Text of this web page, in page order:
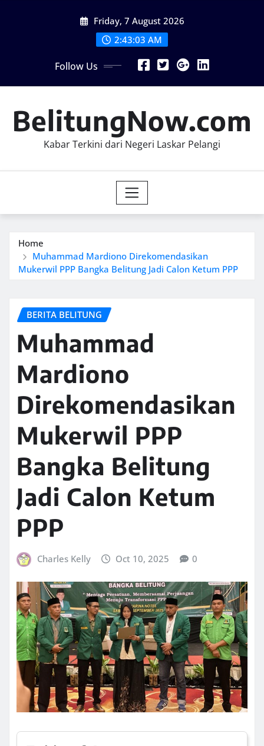
Friday, 7 August 2026
2:43:05 AM
Follow Us
BelitungNow.com
Kabar Terkini dari Negeri Laskar Pelangi
Home
Muhammad Mardiono Direkomendasikan
Mukerwil PPP Bangka Belitung Jadi Calon Ketum PPP
BERITA BELITUNG
Muhammad
Mardiono
Direkomendasikan
Mukerwil PPP
Bangka Belitung
Jadi Calon Ketum
PPP
Charles Kelly Oct 10, 2025 0